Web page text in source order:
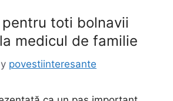
toti bolnavii
medicul de familie
povestiinteresante